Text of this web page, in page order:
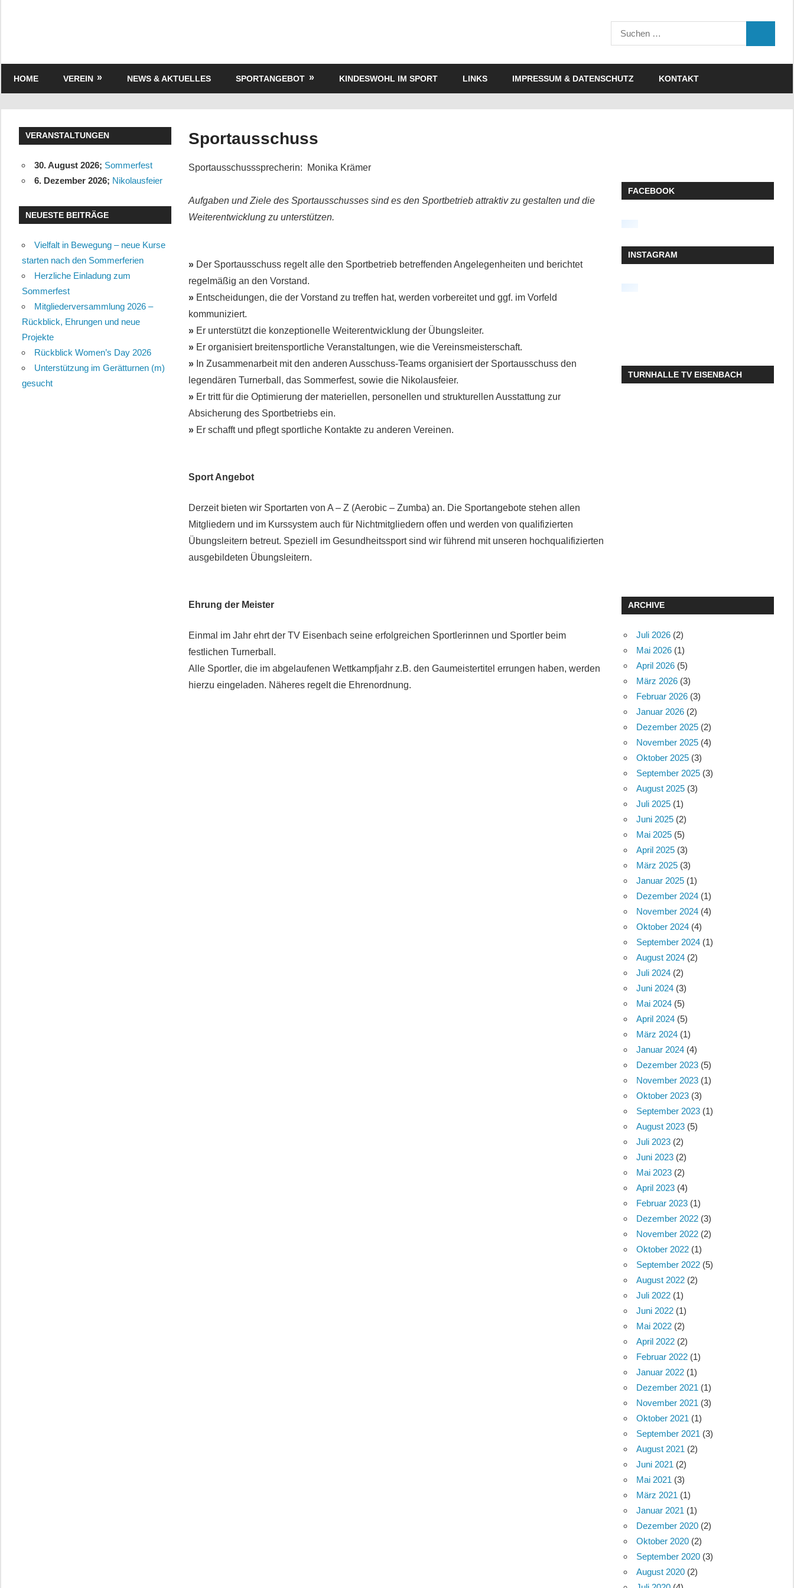
Suchen
nach:
HOME VEREIN NEWS & AKTUELLES SPORTANGEBOT KINDESWOHL IM SPORT LINKS IMPRESSUM & DATENSCHUTZ KONTAKT
Sportausschuss
Sportausschusssprecherin: Monika Krämer
Aufgaben und Ziele des Sportausschusses sind es den Sportbetrieb attraktiv zu gestalten und die
Weiterentwicklung zu unterstützen.
» Der Sportausschuss regelt alle den Sportbetrieb betreffenden Angelegenheiten und berichtet
regelmäßig an den Vorstand.
» Entscheidungen, die der Vorstand zu treffen hat, werden vorbereitet und ggf. im Vorfeld
kommuniziert.
» Er unterstützt die konzeptionelle Weiterentwicklung der Übungsleiter.
» Er organisiert breitensportliche Veranstaltungen, wie die Vereinsmeisterschaft.
» In Zusammenarbeit mit den anderen Ausschuss-Teams organisiert der Sportausschuss den
legendären Turnerball, das Sommerfest, sowie die Nikolausfeier.
» Er tritt für die Optimierung der materiellen, personellen und strukturellen Ausstattung zur
Absicherung des Sportbetriebs ein.
» Er schafft und pflegt sportliche Kontakte zu anderen Vereinen.
Sport Angebot
Derzeit bieten wir Sportarten von A – Z (Aerobic – Zumba) an. Die Sportangebote stehen allen
Mitgliedern und im Kurssystem auch für Nichtmitgliedern offen und werden von qualifizierten
Übungsleitern betreut. Speziell im Gesundheitssport sind wir führend mit unseren hochqualifizierten
ausgebildeten Übungsleitern.
Ehrung der Meister
Einmal im Jahr ehrt der TV Eisenbach seine erfolgreichen Sportlerinnen und Sportler beim
festlichen Turnerball.
Alle Sportler, die im abgelaufenen Wettkampfjahr z.B. den Gaumeistertitel errungen haben, werden
hierzu eingeladen. Näheres regelt die Ehrenordnung.
VERANSTALTUNGEN
30. August 2026; Sommerfest
6. Dezember 2026; Nikolausfeier
NEUESTE BEITRÄGE
Vielfalt in Bewegung – neue Kurse
starten nach den Sommerferien
Herzliche Einladung zum
Sommerfest
Mitgliederversammlung 2026 –
Rückblick, Ehrungen und neue
Projekte
Rückblick Women’s Day 2026
Unterstützung im Gerätturnen (m)
gesucht
FACEBOOK
INSTAGRAM
TURNHALLE TV EISENBACH
ARCHIVE
Juli 2026 (2)
Mai 2026 (1)
April 2026 (5)
März 2026 (3)
Februar 2026 (3)
Januar 2026 (2)
Dezember 2025 (2)
November 2025 (4)
Oktober 2025 (3)
September 2025 (3)
August 2025 (3)
Juli 2025 (1)
Juni 2025 (2)
Mai 2025 (5)
April 2025 (3)
März 2025 (3)
Januar 2025 (1)
Dezember 2024 (1)
November 2024 (4)
Oktober 2024 (4)
September 2024 (1)
August 2024 (2)
Juli 2024 (2)
Juni 2024 (3)
Mai 2024 (5)
April 2024 (5)
März 2024 (1)
Januar 2024 (4)
Dezember 2023 (5)
November 2023 (1)
Oktober 2023 (3)
September 2023 (1)
August 2023 (5)
Juli 2023 (2)
Juni 2023 (2)
Mai 2023 (2)
April 2023 (4)
Februar 2023 (1)
Dezember 2022 (3)
November 2022 (2)
Oktober 2022 (1)
September 2022 (5)
August 2022 (2)
Juli 2022 (1)
Juni 2022 (1)
Mai 2022 (2)
April 2022 (2)
Februar 2022 (1)
Januar 2022 (1)
Dezember 2021 (1)
November 2021 (3)
Oktober 2021 (1)
September 2021 (3)
August 2021 (2)
Juni 2021 (2)
Mai 2021 (3)
März 2021 (1)
Januar 2021 (1)
Dezember 2020 (2)
Oktober 2020 (2)
September 2020 (3)
August 2020 (2)